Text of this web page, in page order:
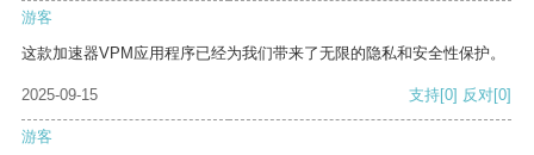
游客
这款加速器VPM应用程序已经为我们带来了无限的隐私和安全性保护。
2025-09-15 支持[0] 反对[0]
游客